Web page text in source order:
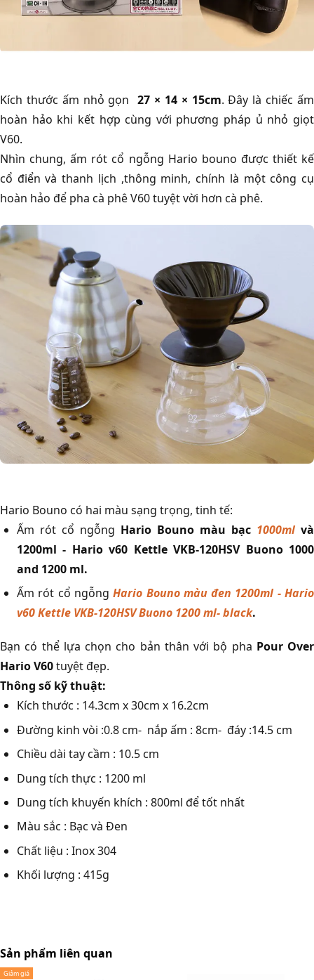
Kích thước ấm nhỏ gọn27 × 14 × 15cm. Đây là chiếc ấm
hoàn hảo khi kết hợp cùng với phương pháp ủ nhỏ giọt
V60.
Nhìn chung, ấm rót cổ ngỗng Hario bouno được thiết kế
cổ điển và thanh lịch ,thông minh, chính là một công cụ
hoàn hảo để pha cà phê V60 tuyệt vời hơn cà phê.
Hario Bouno có hai màu sạng trọng, tinh tế:
Ấm rót cổ ngỗng Hario Bouno màu bạc 1000ml và
1200ml - Hario v60 Kettle VKB-120HSV Buono 1000
and 1200 ml.
Ấm rót cổ ngỗngHario Bouno màu đen 1200ml - Hario
v60 Kettle VKB-120HSV Buono 1200 ml- black.
Bạn có thể lựa chọn cho bản thân với bộ pha Pour Over
Hario V60tuyệt đẹp.
Thông số kỹ thuật:
Kích thước : 14.3cm x 30cm x 16.2cm
Đường kinh vòi :0.8 cm- nắp ấm : 8cm- đáy :14.5 cm
Chiều dài tay cầm : 10.5 cm
Dung tích thực : 1200 ml
Dung tích khuyến khích : 800ml để tốt nhất
Màu sắc : Bạc và Đen
Chất liệu : Inox 304
Khối lượng : 415g
Sản phẩm liên quan
Giảm giá